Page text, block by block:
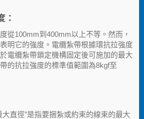
：
從100mm到400mm以上不等。然而，
明它的強度。電纜紮帶根據環抗拉強度
電纜紮帶鎖定機構固定後可施加的最大
的抗拉強度的標準值範圍為8kgf至
直徑”是指要捆紮或約束的線束的最大